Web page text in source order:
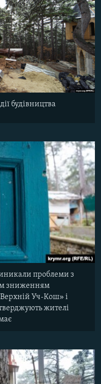
будівництва
проблеми з
зниженням
Уч-Кош» і
жителі